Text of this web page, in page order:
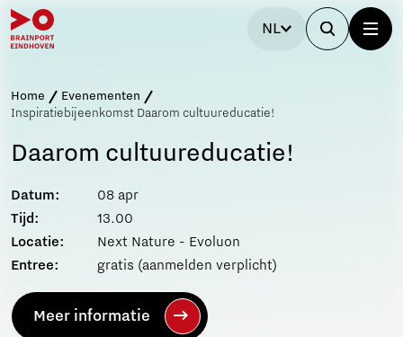
NL
Home
Evenementen
Inspiratiebijeenkomst Daarom cultuureducatie!
Daarom cultuureducatie!
Datum:
08 apr
Tijd:
13.00
Locatie:
Next Nature - Evoluon
Entree:
gratis (aanmelden verplicht)
Meer informatie